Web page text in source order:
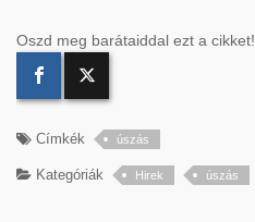
Oszd meg barátaiddal ezt a cikket!
Címkék úszás
Kategóriák Hirek úszás